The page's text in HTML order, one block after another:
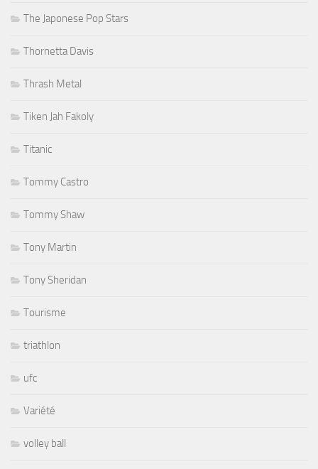
The Japonese Pop Stars
Thornetta Davis
Thrash Metal
Tiken Jah Fakoly
Titanic
Tommy Castro
Tommy Shaw
Tony Martin
Tony Sheridan
Tourisme
triathlon
ufc
Variété
volley ball